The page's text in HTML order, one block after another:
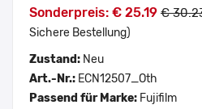
Sonderpreis: € 25.19 €
Sichere Bestellung)
Zustand: Neu
Art.-Nr.: ECN12507_Oth
Passend für Marke: Fujifilm